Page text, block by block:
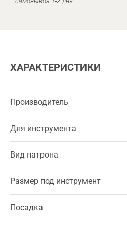
ХАРАКТЕРИСТИКИ
Производитель
Для инструмента
Вид патрона
Размер под инструмент
Посадка